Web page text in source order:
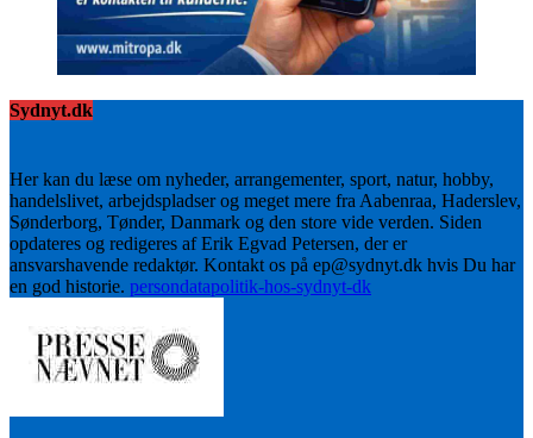
Sydnyt.dk
Her kan du læse om nyheder, arrangementer, sport, natur, hobby,
handelslivet, arbejdspladser og meget mere fra Aabenraa, Haderslev,
Sønderborg, Tønder, Danmark og den store vide verden. Siden
opdateres og redigeres af Erik Egvad Petersen, der er
ansvarshavende redaktør. Kontakt os på ep@sydnyt.dk hvis Du har
en god historie. persondatapolitik-hos-sydnyt-dk